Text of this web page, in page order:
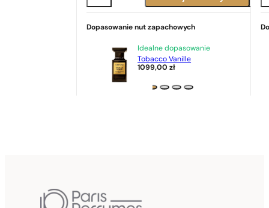
Dopasowanie nut zapachowych
Idealne dopasowanie
Tobacco Vanille
1099,00zł